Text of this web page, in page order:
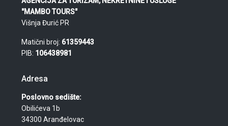
"MAMBO TOURS"
Višnja Đurić PR
Matični broj: 61359443
PIB: 106438981
Adresa
Poslovno sedište:
Obilićeva 1b
34300 Aranđelovac